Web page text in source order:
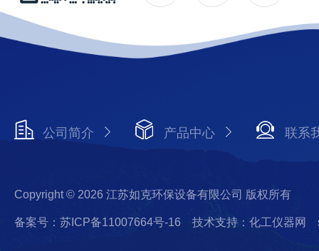
公司简介 产品中心 联系
Copyright © 2026 江苏如克环保设备有限公司 版权所有
备案号：苏ICP备11007664号-16 技术支持：化工仪器网